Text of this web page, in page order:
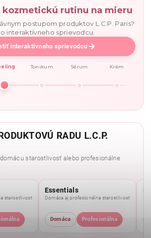
kozmetickú rutinu na mieru
postupom produktov L.C.P. Paris?
interaktívneho sprievodcu.
interaktívneho sprievodcu
Tonikum Sérum Krém
RADU L.C.P.
starostlivosť alebo profesionálne
starostlivosť
Essentials
Domáca aj profesionálna starostlivosť
Domáca Profesionálna